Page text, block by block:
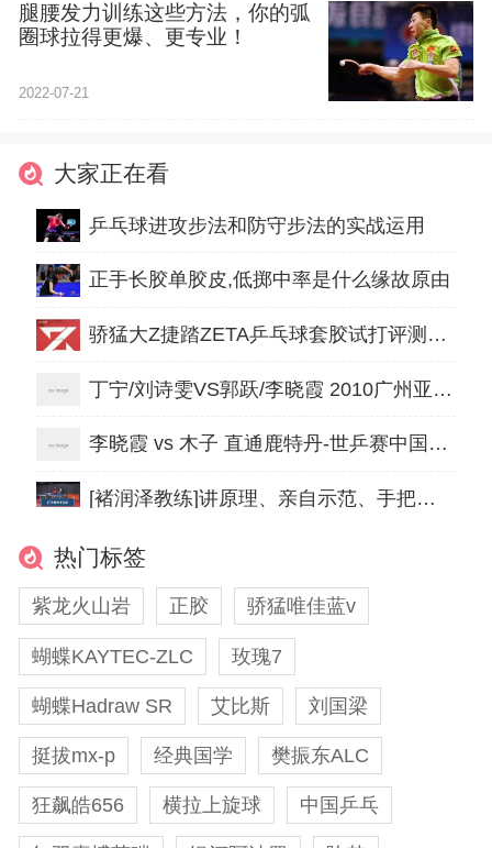
腿腰发力训练这些方法，你的弧
圈球拉得更爆、更专业！
2022-07-21
大家正在看
乒乓球进攻步法和防守步法的实战运用
正手长胶单胶皮,低掷中率是什么缘故原由
骄猛大Z捷踏ZETA乒乓球套胶试打评测怎么样[实战测评]
丁宁/刘诗雯VS郭跃/李晓霞 2010广州亚运会 乒乓球女双决赛
李晓霞 vs 木子 直通鹿特丹-世乒赛中国女队选拔赛 第二阶段 女单决赛
[褚润泽教练]讲原理、亲自示范、手把手纠正……还学不会正手发力？不可能！
热门标签
紫龙火山岩 正胶 骄猛唯佳蓝v
蝴蝶KAYTEC-ZLC 玫瑰7
蝴蝶Hadraw SR 艾比斯 刘国梁
挺拔mx-p 经典国学 樊振东ALC
狂飙皓656 横拉上旋球 中国乒乓